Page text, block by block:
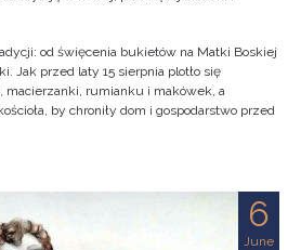
od święcenia bukietów na Matki Boskiej
Jak przed laty 15 sierpnia plotło się
macierzanki, rumianku i makówek, a
by chroniły dom i gospodarstwo przed
6
June